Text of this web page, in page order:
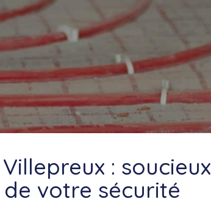
: soucieux
votre sécurité